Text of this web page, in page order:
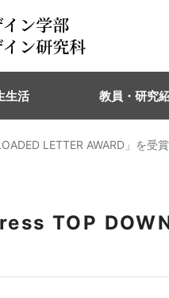
生活 教員・研究
LETTER AWARD」を受
TOP